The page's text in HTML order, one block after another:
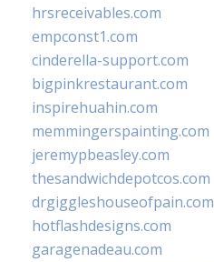
hrsreceivables.com
empconst1.com
cinderella-support.com
bigpinkrestaurant.com
inspirehuahin.com
memmingerspainting.com
jeremypbeasley.com
thesandwichdepotcos.com
drgiggleshouseofpain.com
hotflashdesigns.com
garagenadeau.com